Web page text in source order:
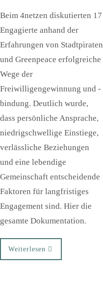
Beim 4netzen diskutierten 17
Engagierte anhand der
Erfahrungen von Stadtpiraten
und Greenpeace erfolgreiche
Wege der
Freiwilligengewinnung und -
bindung. Deutlich wurde,
dass persönliche Ansprache,
niedrigschwellige Einstiege,
verlässliche Beziehungen
und eine lebendige
Gemeinschaft entscheidende
Faktoren für langfristiges
Engagement sind. Hier die
gesamte Dokumentation.
Weiterlesen